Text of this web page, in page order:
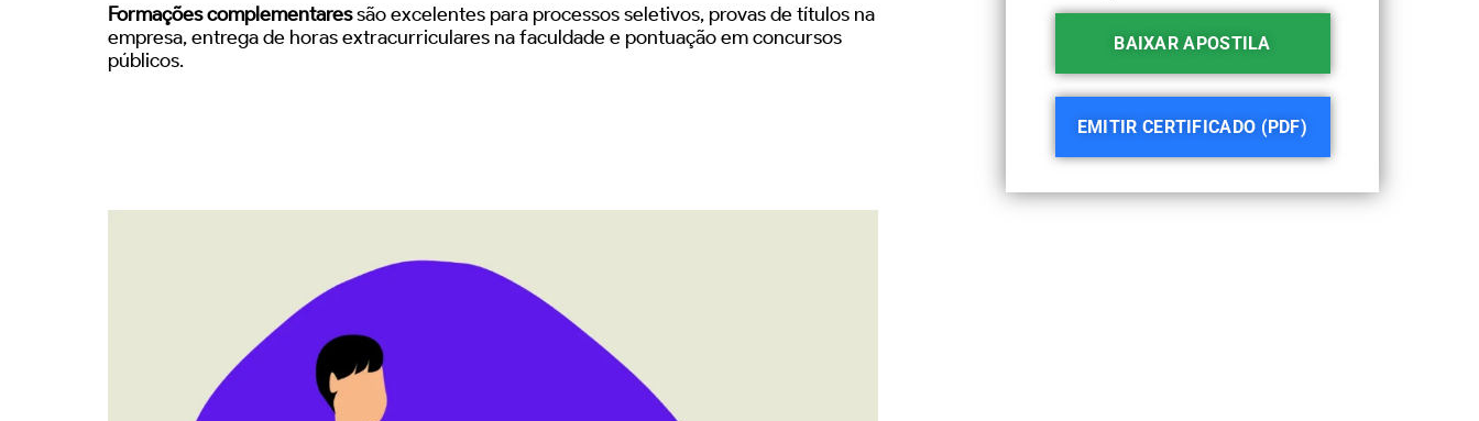
Formações complementaressão excelentes para processos seletivos, provas de títulos na
empresa, entrega de horas extracurriculares na faculdade e pontuação em concursos
públicos.
BAIXAR APOSTILA
EMITIR CERTIFICADO (PDF)